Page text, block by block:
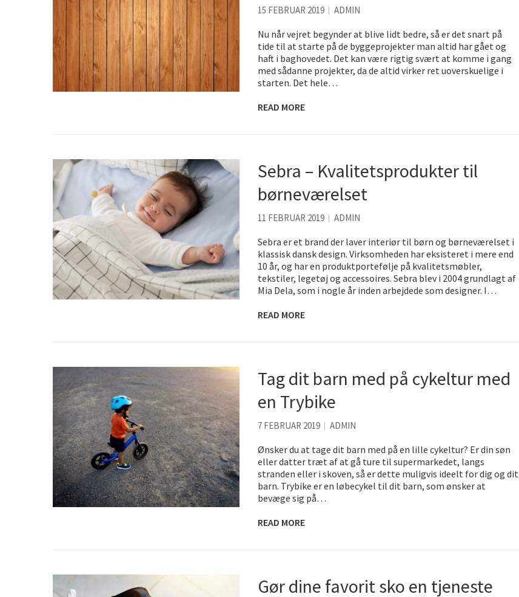
15 FEBRUAR 2019 ADMIN
Nu når vejret begynder at blive lidt bedre, så er det snart på
tide til at starte på de byggeprojekter man altid har gået og
haft i baghovedet. Det kan være rigtig svært at komme i gang
med sådanne projekter, da de altid virker ret uoverskuelige i
starten. Det hele…
READ MORE
Sebra – Kvalitetsprodukter til
børneværelset
11 FEBRUAR 2019 ADMIN
Sebra er et brand der laver interiør til børn og børneværelset i
klassisk dansk design. Virksomheden har eksisteret i mere end
10 år, og har en produktportefølje på kvalitetsmøbler,
tekstiler, legetøj og accessoires. Sebra blev i 2004 grundlagt af
Mia Dela, som i nogle år inden arbejdede som designer. I…
READ MORE
Tag dit barn med på cykeltur med
en Trybike
7 FEBRUAR 2019 ADMIN
Ønsker du at tage dit barn med på en lille cykeltur? Er din søn
eller datter træt af at gå ture til supermarkedet, langs
stranden eller i skoven, så er dette muligvis ideelt for dig og dit
barn. Trybike er en løbecykel til dit barn, som ønsker at
bevæge sig på…
READ MORE
Gør dine favorit sko en tjeneste